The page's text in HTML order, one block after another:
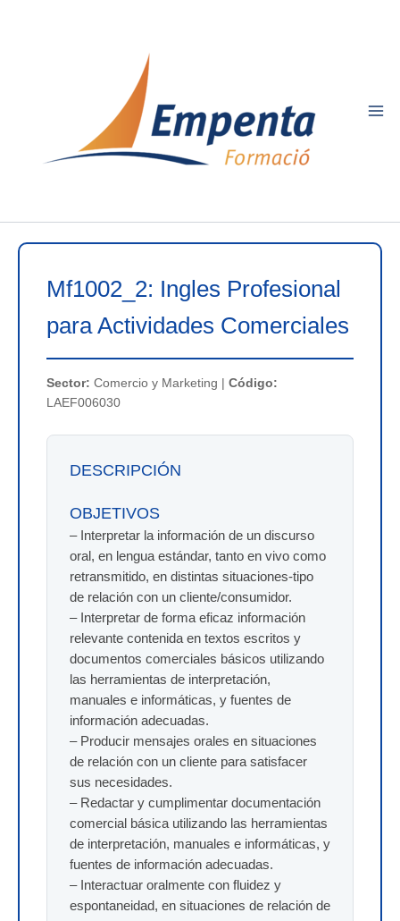
Mf1002_2: Ingles Profesional
para Actividades Comerciales
Sector: Comercio y Marketing | Código:
LAEF006030
DESCRIPCIÓN
OBJETIVOS
– Interpretar la información de un discurso
oral, en lengua estándar, tanto en vivo como
retransmitido, en distintas situaciones-tipo
de relación con un cliente/consumidor.
– Interpretar de forma eficaz información
relevante contenida en textos escritos y
documentos comerciales básicos utilizando
las herramientas de interpretación,
manuales e informáticas, y fuentes de
información adecuadas.
– Producir mensajes orales en situaciones
de relación con un cliente para satisfacer
sus necesidades.
– Redactar y cumplimentar documentación
comercial básica utilizando las herramientas
de interpretación, manuales e informáticas, y
fuentes de información adecuadas.
– Interactuar oralmente con fluidez y
espontaneidad, en situaciones de relación de